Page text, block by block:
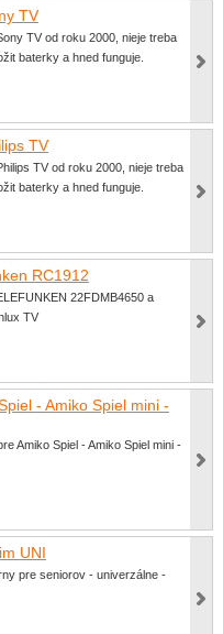
TV
TV od roku 2000, nieje treba
baterky a hned funguje.
TV
TV od roku 2000, nieje treba
baterky a hned funguje.
RC1912
22FDMB4650 a
TV
- Amiko Spiel mini -
Amiko Spiel - Amiko Spiel mini -
UNI
pre seniorov - univerzálne -